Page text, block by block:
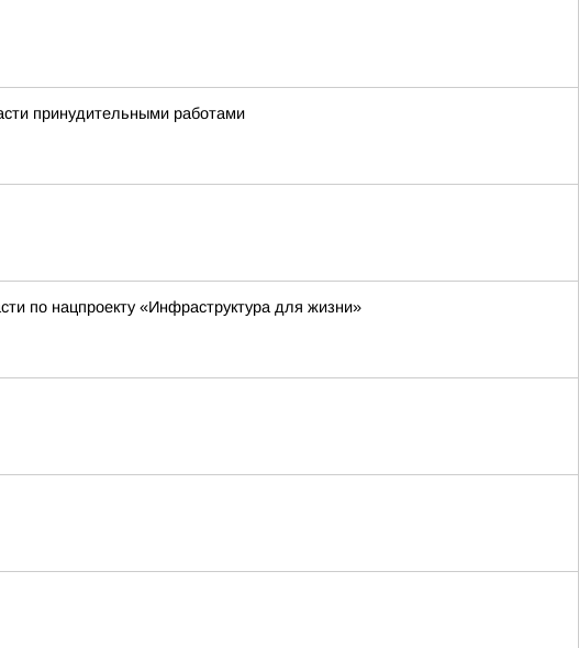
принудительными работами
по нацпроекту «Инфраструктура для жизни»